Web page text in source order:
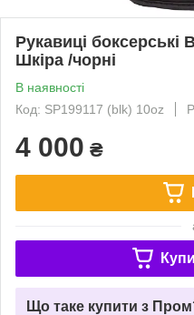
Рукавиці боксерські
Шкіра /чорні
В наявності
Код: SP199117 (blk) 10oz
4 000 ₴
Що таке купити з